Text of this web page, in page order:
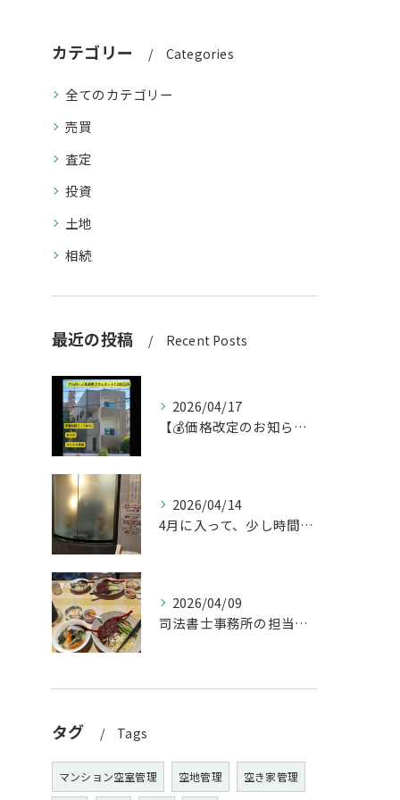
カテゴリー Categories
全てのカテゴリー
売買
査定
投資
土地
相続
最近の投稿 Recent Posts
2026/04/17
【💰価格改定のお知らせ】
2026/04/14
4月に入って、少し時間ができたのでお墓参りへ。
2026/04/09
司法書士事務所の担当者が来訪されたので、会社から徒歩圏内の「...
タグ Tags
マンション空室管理 空地管理 空き家管理